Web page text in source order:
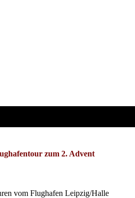
zum 2. Advent
vom Flughafen Leipzig/Halle